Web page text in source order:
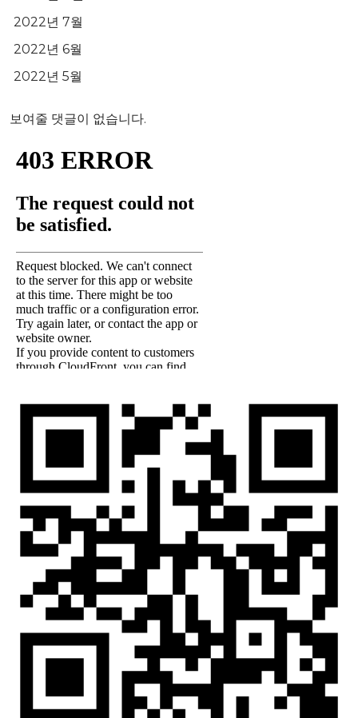
2022년 7월
2022년 6월
2022년 5월
보여줄 댓글이 없습니다.